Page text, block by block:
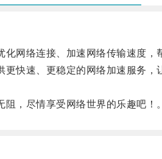
络连接、加速网络传输速度，
速、更稳定的网络加速服务，
，尽情享受网络世界的乐趣吧！。